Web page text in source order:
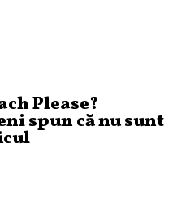
Please?
spun că nu sunt